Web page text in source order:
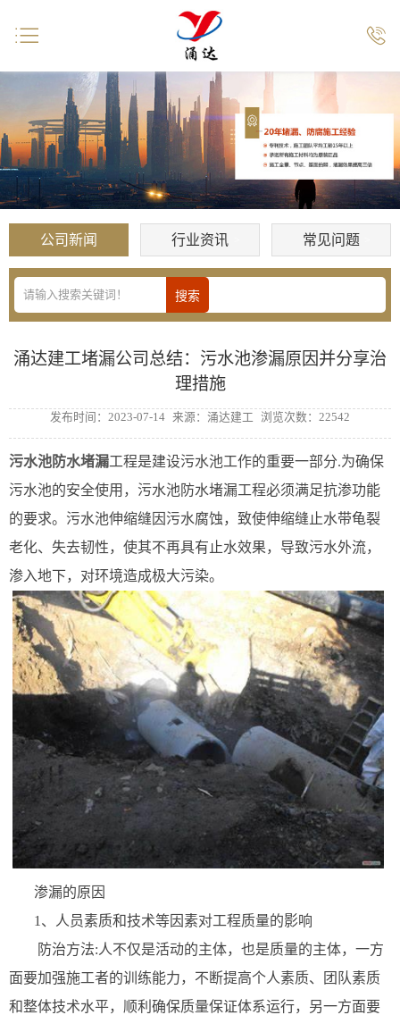
公司新闻 行业资讯 常见问题
涌达建工堵漏公司总结：污水池渗漏原因并分享治
理措施
发布时间：2023-07-14 来源：涌达建工 浏览次数：22542
污水池防水堵漏工程是建设污水池工作的重要一部分.为确保
污水池的安全使用，污水池防水堵漏工程必须满足抗渗功能
的要求。污水池伸缩缝因污水腐蚀，致使伸缩缝止水带龟裂
老化、失去韧性，使其不再具有止水效果，导致污水外流，
渗入地下，对环境造成极大污染。
渗漏的原因
1、人员素质和技术等因素对工程质量的影响
防治方法:人不仅是活动的主体，也是质量的主体，一方
面要加强施工者的训练能力，不断提高个人素质、团队素质
和整体技术水平，顺利确保质量保证体系运行，另一方面要
 